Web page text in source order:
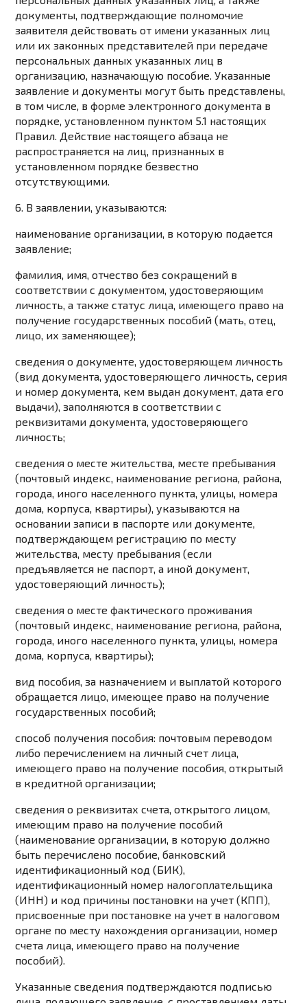
документы, подтверждающие полномочие
заявителя действовать от имени указанных лиц
или их законных представителей при передаче
персональных данных указанных лиц в
организацию, назначающую пособие. Указанные
заявление и документы могут быть представлены,
в том числе, в форме электронного документа в
порядке, установленном пунктом 5.1 настоящих
Правил. Действие настоящего абзаца не
распространяется на лиц, признанных в
установленном порядке безвестно
отсутствующими.
6. В заявлении, указываются:
наименование организации, в которую подается
заявление;
фамилия, имя, отчество без сокращений в
соответствии с документом, удостоверяющим
личность, а также статус лица, имеющего право на
получение государственных пособий (мать, отец,
лицо, их заменяющее);
сведения о документе, удостоверяющем личность
(вид документа, удостоверяющего личность, серия
и номер документа, кем выдан документ, дата его
выдачи), заполняются в соответствии с
реквизитами документа, удостоверяющего
личность;
сведения о месте жительства, месте пребывания
(почтовый индекс, наименование региона, района,
города, иного населенного пункта, улицы, номера
дома, корпуса, квартиры), указываются на
основании записи в паспорте или документе,
подтверждающем регистрацию по месту
жительства, месту пребывания (если
предъявляется не паспорт, а иной документ,
удостоверяющий личность);
сведения о месте фактического проживания
(почтовый индекс, наименование региона, района,
города, иного населенного пункта, улицы, номера
дома, корпуса, квартиры);
вид пособия, за назначением и выплатой которого
обращается лицо, имеющее право на получение
государственных пособий;
способ получения пособия: почтовым переводом
либо перечислением на личный счет лица,
имеющего право на получение пособия, открытый
в кредитной организации;
сведения о реквизитах счета, открытого лицом,
имеющим право на получение пособий
(наименование организации, в которую должно
быть перечислено пособие, банковский
идентификационный код (БИК),
идентификационный номер налогоплательщика
(ИНН) и код причины постановки на учет (КПП),
присвоенные при постановке на учет в налоговом
органе по месту нахождения организации, номер
счета лица, имеющего право на получение
пособий).
Указанные сведения подтверждаются подписью